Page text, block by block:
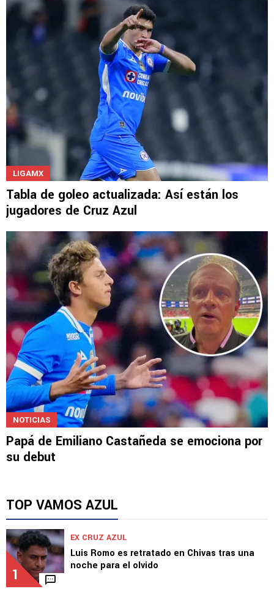
LIGAMX
Tabla de goleo actualizada: Así están los
jugadores de Cruz Azul
NOTICIAS
Papá de Emiliano Castañeda se emociona por
su debut
TOP VAMOS AZUL
1
EX CRUZ AZUL
Luis Romo es retratado en Chivas tras una
noche para el olvido